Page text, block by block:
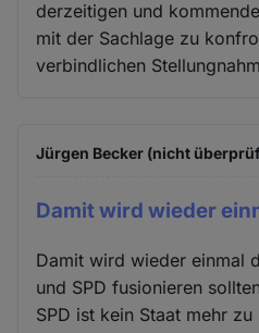
derzeitigen und
mit der Sachlage zu
verbindlichen
Jürgen Becker (nicht
Damit wird wieder
Damit wird wieder einmal
und SPD fusionieren
SPD ist kein Staat mehr